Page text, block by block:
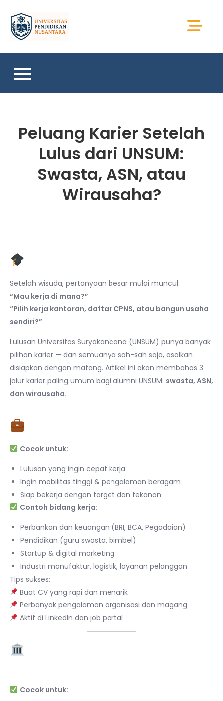
content
Peluang Karier Setelah
Lulus dari UNSUM:
Swasta, ASN, atau
Wirausaha?
Setelah wisuda, pertanyaan besar mulai muncul:
“Mau kerja di mana?”
“Pilih kerja kantoran, daftar CPNS, atau bangun usaha
sendiri?”
Lulusan Universitas Suryakancana (UNSUM) punya banyak
pilihan karier — dan semuanya sah-sah saja, asalkan
disiapkan dengan matang. Artikel ini akan membahas 3
jalur karier paling umum bagi alumni UNSUM: swasta, ASN,
dan wirausaha.
Cocok untuk:
Lulusan yang ingin cepat kerja
Ingin mobilitas tinggi & pengalaman beragam
Siap bekerja dengan target dan tekanan
Contoh bidang kerja:
Perbankan dan keuangan (BRI, BCA, Pegadaian)
Pendidikan (guru swasta, bimbel)
Startup & digital marketing
Industri manufaktur, logistik, layanan pelanggan
Tips sukses:
Buat CV yang rapi dan menarik
Perbanyak pengalaman organisasi dan magang
Aktif di LinkedIn dan job portal
Cocok untuk: